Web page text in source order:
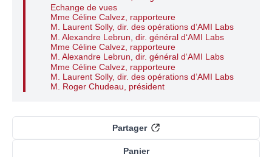
Echange de vues
Mme Céline Calvez, rapporteure
M. Laurent Solly, dir. des opérations d’AMI Labs
M. Alexandre Lebrun, dir. général d‘AMI Labs
Mme Céline Calvez, rapporteure
M. Alexandre Lebrun, dir. général d‘AMI Labs
Mme Céline Calvez, rapporteure
M. Laurent Solly, dir. des opérations d’AMI Labs
M. Roger Chudeau, président
Panier
Partager